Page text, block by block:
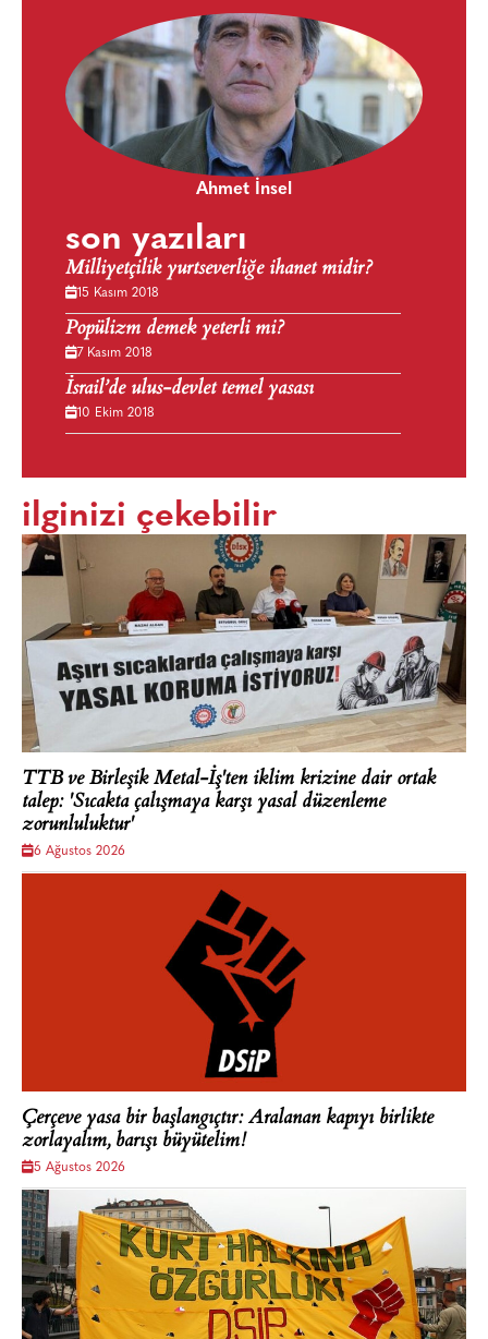
Ahmet İnsel
son yazıları
Milliyetçilik yurtseverliğe ihanet midir?
15 Kasım 2018
Popülizm demek yeterli mi?
7 Kasım 2018
İsrail’de ulus-devlet temel yasası
10 Ekim 2018
ilginizi çekebilir
TTB ve Birleşik Metal-İş'ten iklim krizine dair ortak
talep: 'Sıcakta çalışmaya karşı yasal düzenleme
zorunluluktur'
6 Ağustos 2026
Çerçeve yasa bir başlangıçtır: Aralanan kapıyı birlikte
zorlayalım, barışı büyütelim!
5 Ağustos 2026